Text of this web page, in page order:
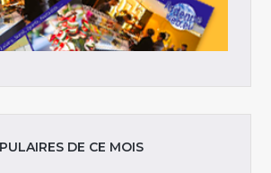
DE CE MOIS